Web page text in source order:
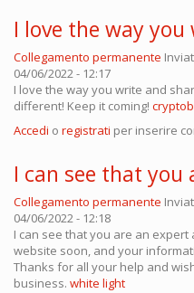
I love the way
Collegamento permanente
04/06/2022 - 12:17
I love the way you write and
different! Keep it coming!
Accedi o registrati per inserire
I can see that you
Collegamento permanente
04/06/2022 - 12:18
I can see that you are an expert
website soon, and your
Thanks for all your help and
business. white light